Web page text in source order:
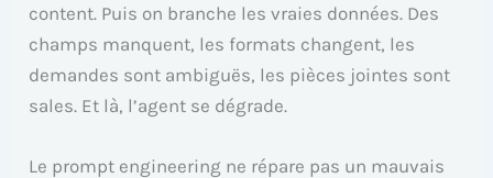
content. Puis on branche les vraies données. Des
champs manquent, les formats changent, les
demandes sont ambiguës, les pièces jointes sont
sales. Et là, l’agent se dégrade.
Le prompt engineering ne répare pas un mauvais